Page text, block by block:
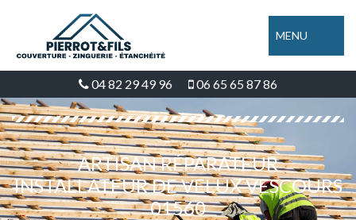
MENU
04 82 29 49 96 06 65 65 87 86
ARTISAN RÉPARATEUR
INSTALLATEUR DE VELUX VESCOURS
01560